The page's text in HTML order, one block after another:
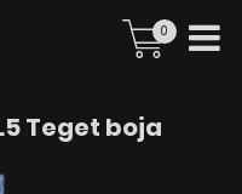
0
Teget boja